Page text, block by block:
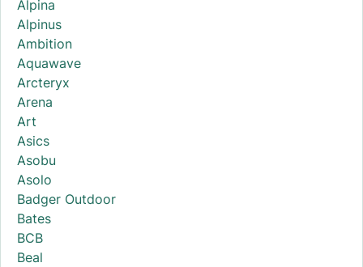
Alpina
Alpinus
Ambition
Aquawave
Arcteryx
Arena
Art
Asics
Asobu
Asolo
Badger Outdoor
Bates
BCB
Beal